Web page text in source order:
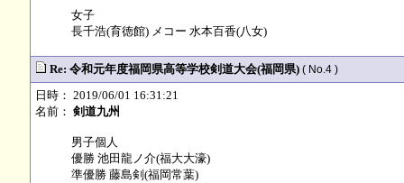
女子
長千浩(育徳館) メコー 水本百香(八女)
Re: 令和元年度福岡県高等学校剣道大会(福岡県) ( No.4 )
日時： 2019/06/01 16:31:21
名前： 剣道九州
男子個人
優勝 池田龍ノ介(福大大濠)
準優勝 藤島剣(福岡常葉)